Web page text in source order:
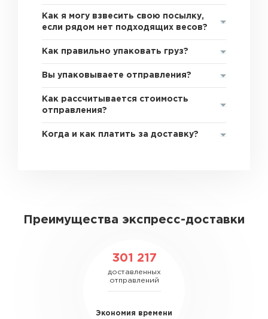
Как я могу взвесить свою посылку,
если рядом нет подходящих весов?
Как правильно упаковать груз?
Вы упаковываете отправления?
Как рассчитывается стоимость
отправления?
Когда и как платить за доставку?
Преимущества экспресс-доставки
301 217
доставленных
отправлений
Экономия времени